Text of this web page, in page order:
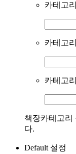
카테고리
카테고리
카테고리
책장카테고리
다.
Default 설정